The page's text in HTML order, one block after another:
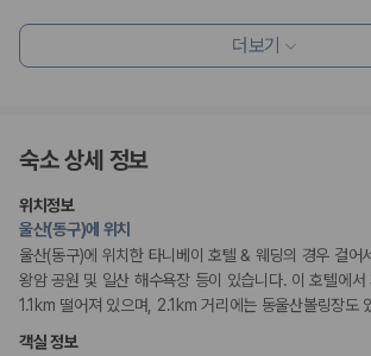
사용자 리뷰
제주렌트카 가격비교 자주 묻는 질
Q. 제주렌트카 가격비교는 카모아에서 어떻게
A. 대여일, 반납일, 인수 지역을 선택하면 제주도 렌
보험 조건, 예약 가능 차량을 한 번에 비교할 수 있
Q. 제주 렌트카 최저가는 무엇을 기준으로 비교해
Q. 제주공항 근처 렌트카도 비교할 수 있나요?
짐 보관 서비스
피트니스/헬스시설
사우나/스파
비즈니스
연회장
회의공간
흡연 시설
더보기
숙소 상세 정보
위치정보
울산(동구)에 위치
울산(동구)에 위치한 타니베이 호텔 & 웨딩의 경우 걸어
왕암 공원 및 일산 해수욕장 등이 있습니다. 이 호텔에서
1.1km 떨어져 있으며, 2.1km 거리에는 동울산볼링장도
객실 정보